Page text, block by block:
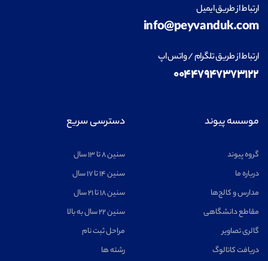
ارتباط از طریق ایمیل
info@peyvanduk.com
ارتباط از طریق تلگرام / واتس اپ
۰۰۴۴۷۹۴۷۳۷۳۱۲۲
موسسه پیوند
گروه پیوند
درباره ما
مدارس و کالج‌ها
مقاطع دانشگاهی
گالری تصاویر
دریافت کاتالوگ
دسترسی سریع
سنین ۸ تا ۱۳ سال
سنین ۱۴ تا ۱۷ سال
سنین ۱۸ تا ۲۱ سال
سنین ۲۲ سال به بالا
مراحل ثبت نام
رشته ها